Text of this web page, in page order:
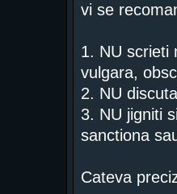
vi se
1. NU scrieti
vulgara,
2. NU
3. NU jigniti
sanctiona
Cateva